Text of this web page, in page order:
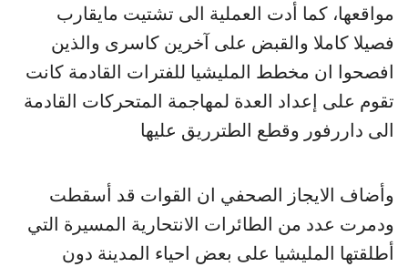
مواقعها، كما أدت العملية الى تشتيت مايقارب
فصيلا كاملا والقبض على آخرين كاسرى والذين
افصحوا ان مخطط المليشيا للفترات القادمة كانت
تقوم على إعداد العدة لمهاجمة المتحركات القادمة
الى داررفور وقطع الطترريق عليها
وأضاف الايجاز الصحفي ان القوات قد أسقطت
ودمرت عدد من الطائرات الانتحارية المسيرة التي
أطلقتها المليشيا على بعض احياء المدينة دون